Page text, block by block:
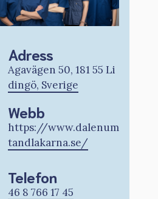
Adress
Agavägen 50, 181 55 Li
dingö, Sverige
Webb
https://www.dalenum
tandlakarna.se/
Telefon
46 8 766 17 45